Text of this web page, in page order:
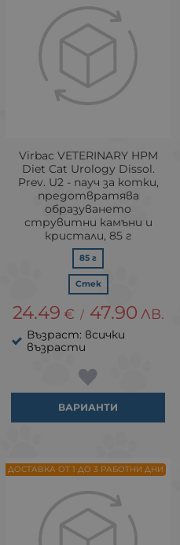
Virbac VETERINARY HPM
Diet Сat Urology Dissol.
Prev. U2 - пауч за котки,
предотвратява
образуването
струвитни камъни и
кристали, 85 г
85 г
Стек
24.49 € / 47.90 ЛВ.
Възраст: всички
възрасти
ВАРИАНТИ
ДОСТАВКА ОТ 1 ДО 3 РАБОТНИ ДНИ